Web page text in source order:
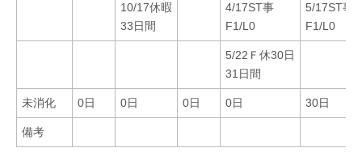
10/17休暇
33日間
4/17ST事
F1/L0
5/17ST事
F1/L0
5/22Ｆ休30日
31日間
未消化 0日 0日 0日 0日 30日
備考